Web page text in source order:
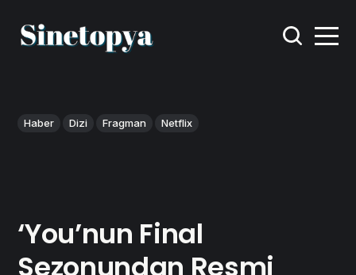
Haber Dizi Fragman Netflix
‘You’nun Final
Sezonundan Resmi